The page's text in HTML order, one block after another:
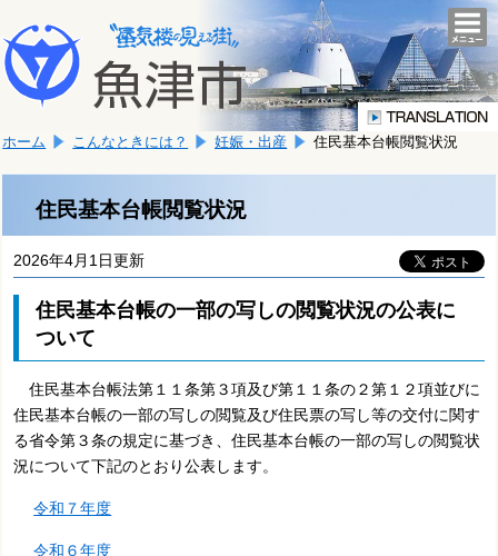
文
へ
移
ま
す。
こ
か
文
ホーム こんなときには？ 妊娠・出産 住民基本台帳閲覧状況
住民基本台帳閲覧状況
2026年4月1日更新
住民基本台帳の一部の写しの閲覧状況の公表に
ついて
住民基本台帳法第１１条第３項及び第１１条の２第１２項並びに
住民基本台帳の一部の写しの閲覧及び住民票の写し等の交付に関す
る省令第３条の規定に基づき、住民基本台帳の一部の写しの閲覧状
況について下記のとおり公表します。
令和７年度
令和６年度